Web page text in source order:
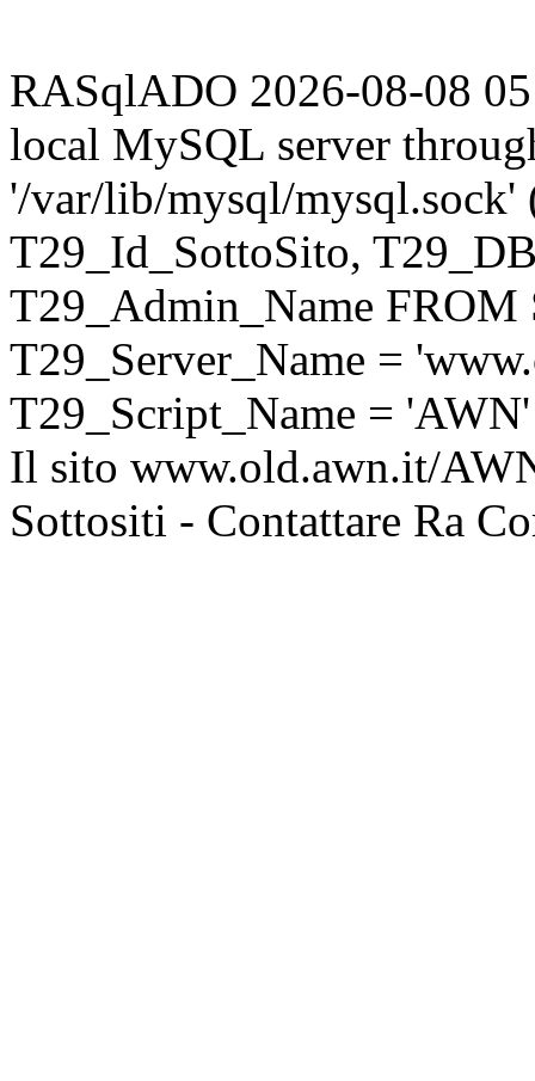
RASqlADO 2026-08-08
local MySQL server
'/var/lib/mysql/mysql.sock'
T29_Id_SottoSito,
T29_Admin_Name
T29_Server_Name =
T29_Script_Name = 'AWN'
Il sito www.old.awn.it/
Sottositi - Contattare Ra